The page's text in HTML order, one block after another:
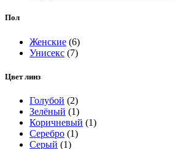
Пол
Женские (6)
Унисекс (7)
Цвет линз
Голубой (2)
Зелёный (1)
Коричневый (1)
Серебро (1)
Серый (1)